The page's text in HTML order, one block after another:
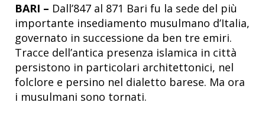
BARI – Dall’847 al 871 Bari fu la sede del più
importante insediamento musulmano d’Italia,
governato in successione da ben tre emiri.
Tracce dell’antica presenza islamica in città
persistono in particolari architettonici, nel
folclore e persino nel dialetto barese. Ma ora
i musulmani sono tornati.